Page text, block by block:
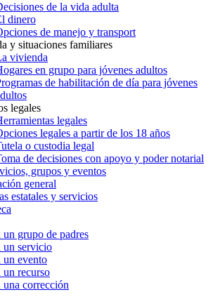
de la vida adulta
dinero
de manejo y transport
y situaciones familiares
vivienda
en grupo para jóvenes adultos
de habilitación de día para jóvenes
legales
legales
legales a partir de los 18 años
o custodia legal
de decisiones con apoyo y poder notarial
grupos y eventos
general
estatales y servicios
un grupo de padres
un servicio
un evento
un recurso
una corrección